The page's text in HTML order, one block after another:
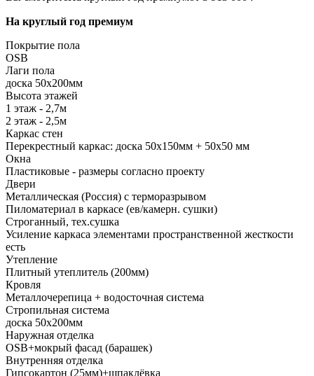
На круглый год премиум
Покрытие пола
ОSB
Лаги пола
доска 50х200мм
Высота этажей
1 этаж - 2,7м
2 этаж - 2,5м
Каркас стен
Перекрестный каркас: доска 50х150мм + 50х50 мм
Окна
Пластиковые - размеры согласно проекту
Двери
Металлическая (Россия) с терморазрывом
Пиломатериал в каркасе (ев/камерн. сушки)
Строганный, тех.сушка
Усиление каркаса элементами пространственной жесткости
есть
Утепление
Плитный утеплитель (200мм)
Кровля
Металлочерепица + водосточная система
Стропильная система
доска 50х200мм
Наружная отделка
OSB+мокрый фасад (барашек)
Внутренняя отделка
Гипсокартон (25мм)+шпаклёвка